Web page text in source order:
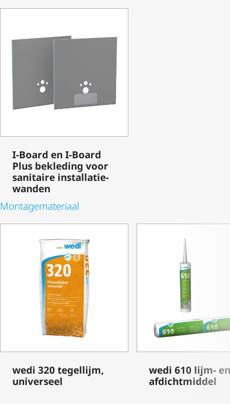
I-Board en I-Board
Plus bekleding voor
sanitaire instal­la­tie­
wanden
Monta­ge­ma­te­riaal
wedi 320 tegellijm,
universeel
wedi 610 lijm- en
afdichtmiddel